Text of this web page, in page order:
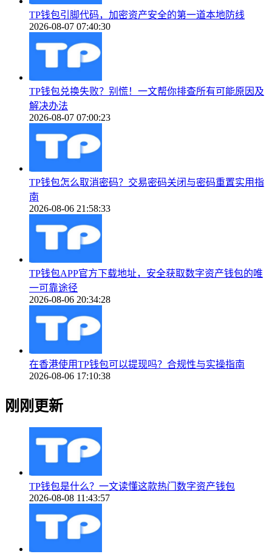
TP钱包引脚代码，加密资产安全的第一道本地防线
2026-08-07 07:40:30
TP钱包兑换失败？别慌！一文帮你排查所有可能原因及
解决办法
2026-08-07 07:00:23
TP钱包怎么取消密码？交易密码关闭与密码重置实用指
南
2026-08-06 21:58:33
TP钱包APP官方下载地址，安全获取数字资产钱包的唯
一可靠途径
2026-08-06 20:34:28
在香港使用TP钱包可以提现吗？合规性与实操指南
2026-08-06 17:10:38
刚刚更新
TP钱包是什么？一文读懂这款热门数字资产钱包
2026-08-08 11:43:57